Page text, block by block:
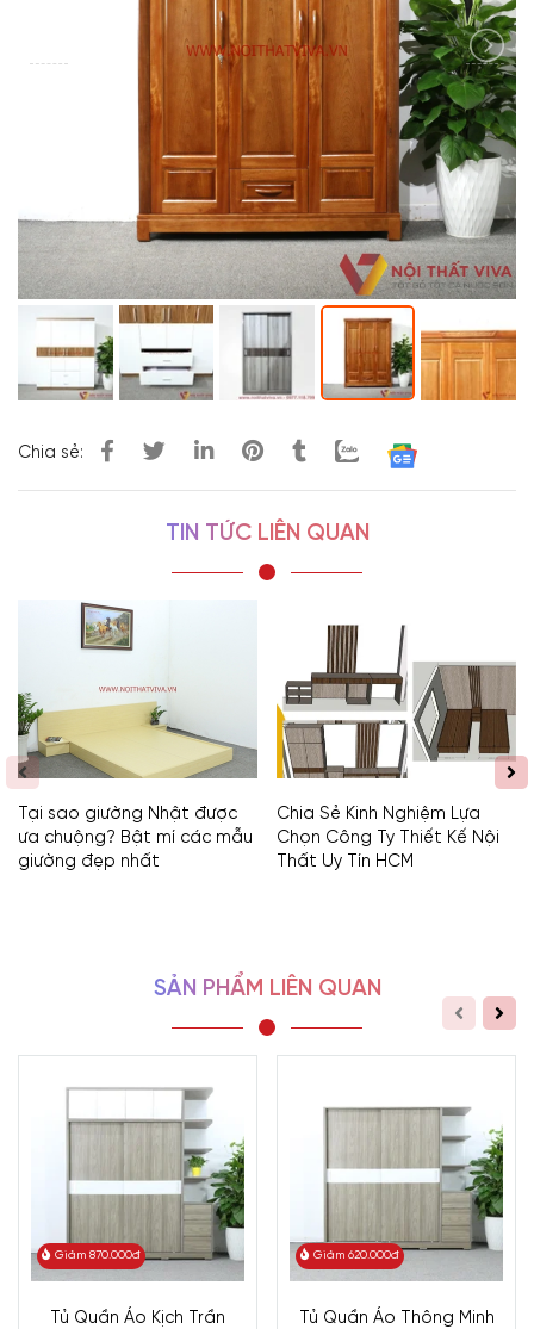
Chia sẻ:
TIN TỨC LIÊN QUAN
Tại sao giường Nhật được
ưa chuộng? Bật mí các mẫu
giường đẹp nhất
Chia Sẻ Kinh Nghiệm Lựa
Chọn Công Ty Thiết Kế Nội
Thất Uy Tín HCM
SẢN PHẨM LIÊN QUAN
Giảm 870.000đ
Tủ Quần Áo Kịch Trần
Giảm 620.000đ
Tủ Quần Áo Thông Minh